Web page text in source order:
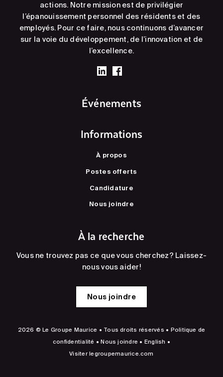
actions. Notre mission est de privilégier
l’épanouissement personnel des résidents et des
employés. Pour ce faire, nous continuons d’avancer
sur la voie du développement, de l’innovation et de
l’excellence.
Événements
Informations
À propos
Postes offerts
Candidature
Nous joindre
À la recherche
Vous ne trouvez pas ce que vous cherchez? Laissez-
nous vous aider!
Nous joindre
2026 © Le Groupe Maurice • Tous droits réservés • Politique de
confidentialité •Nous joindre • English •
Visiterlegroupemaurice.com